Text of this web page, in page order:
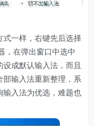
式一样，右键先后选择
，在弹出窗口中选中
成默认输入法，而且
部输入法重新整理，系
输入法为优选，难题也